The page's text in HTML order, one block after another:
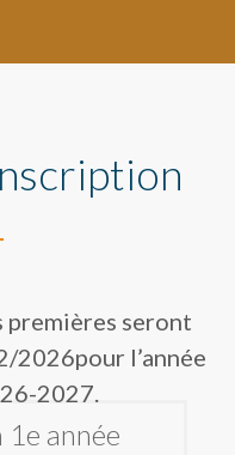
premières seront
2026pour l’année
2027.
année